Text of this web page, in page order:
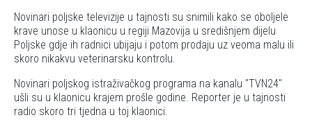
Novinari poljske televizije u tajnosti su snimili kako se oboljele
krave unose u klaonicu u regiji Mazovija u središnjem dijelu
Poljske gdje ih radnici ubijaju i potom prodaju uz veoma malu ili
skoro nikakvu veterinarsku kontrolu.
Novinari poljskog istraživačkog programa na kanalu "TVN24"
ušli su u klaonicu krajem prošle godine. Reporter je u tajnosti
radio skoro tri tjedna u toj klaonici.